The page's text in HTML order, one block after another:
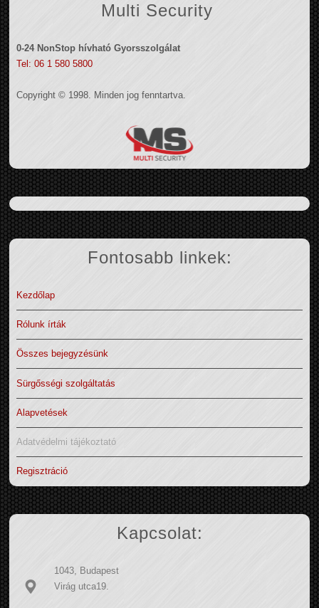
Multi Security
0-24 NonStop hívható Gyorsszolgálat
Tel: 06 1 580 5800
Copyright © 1998. Minden jog fenntartva.
Fontosabb linkek:
Kezdőlap
Rólunk írták
Összes bejegyzésünk
Sürgősségi szolgáltatás
Alapvetések
Adatvédelmi tájékoztató
Regisztráció
Kapcsolat:
1043, Budapest
Virág utca19.